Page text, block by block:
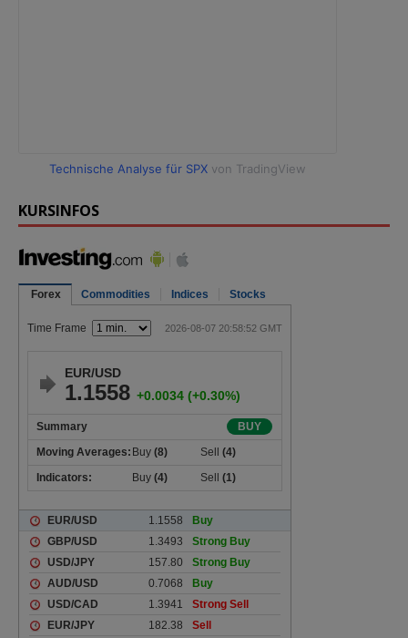
Technische Analyse für SPX von TradingView
KURSINFOS